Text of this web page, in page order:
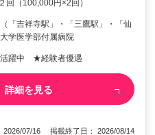
回（100,000円×2回）
「吉祥寺駅」・「三鷹駅」・「仙
学医学部付属病院
躍中 ★経験者優遇
詳細を見る
2026/07/16 掲載終了日： 2026/08/14